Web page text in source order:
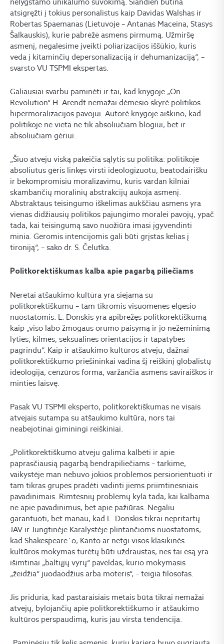
atsigręžti į tokius personalistus kaip Davidas Walshas ir
Robertas Spaemanas (Lietuvoje – Antanas Maceina, Stasys
Šalkauskis), kurie pabrėžė asmens pirmumą. Užmiršę
asmenį, negalėsime įveikti poliarizacijos iššūkio, kuris
veda į kitaminčių depersonalizaciją ir dehumanizaciją“, –
svarsto VU TSPMI ekspertas.
Galiausiai svarbu paminėti ir tai, kad knygoje „On
Revolution“ H. Arendt nemažai dėmesio skyrė politikos
hipermoralizacijos pavojui. Autorė knygoje aiškino, kad
politikoje ne vieta ne tik absoliučiam blogiui, bet ir
absoliučiam gėriui.
„Šiuo atveju viską pakeičia sąlytis su politika: politikoje
absoliutus gėris linkęs virsti ideologizuotu, beatodairišku
ir bekompromisiu moralizavimu, kuris vardan kilniai
skambančių moralinių abstrakcijų aukoja asmenį.
Abstraktaus teisingumo iškėlimas aukščiau asmens yra
vienas didžiausių politikos pajungimo moralei pavojų, ypač
tada, kai teisingumą savo nuožiūra imasi įgyvendinti
minia. Geromis intencijomis gali būti grįstas kelias į
tironiją“, – sako dr. S. Čelutka.
Politkorektiškumas kalba apie pagarbą piliečiams
Neretai atšaukimo kultūra yra siejama su
politkorektiškumu – tam tikromis visuomenės elgesio
nuostatomis. L. Donskis yra apibrėžęs politkorektiškumą
kaip „viso labo žmogaus orumo paisymą ir jo nežeminimą
lyties, kilmės, seksualinės orientacijos ir tapatybės
pagrindu“. Kaip ir atšaukimo kultūros atveju, dažnai
politkorektiškumo priešininkai vadina šį reiškinį globalistų
ideologija, cenzūros forma, varžančia asmens saviraiškos ir
minties laisvę.
Pasak VU TSPMI eksperto, politkorektiškumas ne visais
atvejais sutampa su atšaukimo kultūra, nors tai
neabejotinai giminingi reiškiniai.
„Politkorektiškumo atveju galima kalbėti ir apie
paprasčiausią pagarbą bendrapiliečiams – tarkime,
vaikystėje man nebuvo jokios problemos persiorientuoti ir
tam tikras grupes pradėti vadinti jiems priimtinesniais
pavadinimais. Rimtesnių problemų kyla tada, kai kalbama
ne apie pavadinimus, bet apie pažiūras. Negaliu
garantuoti, bet manau, kad L. Donskis tikrai nepritartų
JAV ir Jungtinėje Karalystėje plintančioms nuostatoms,
kad Shakespeare`o, Kanto ar netgi visos klasikinės
kultūros mokymas turėtų būti uždraustas, nes tai esą yra
išimtinai „baltųjų vyrų“ paveldas, kurio mokymasis
„žeidžia“ juodaodžius arba moteris“, – teigia filosofas.
Jis priduria, kad pastaraisiais metais būta tikrai nemažai
atvejų, bylojančių apie politkorektiškumo ir atšaukimo
kultūros perspaudimą, kuris jau virsta tendencija.